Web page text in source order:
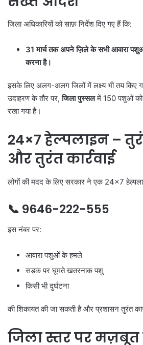
जिला अधिकारियों को साफ़ निर्देश दिए गए हैं कि:
31मार्च तक अपने ज़िले के सभी आवारा
करना है।
इसके लिए अलग-अलग जिलों में लक्ष्य भी तय किए
उदाहरण के तौर पर,जिला पुस्सलमें 150 पशुओं को
रखा गया है।
24×7हेल्पलाइन –
और तुरंत कार्रवाई
लोगों की मदद के लिए सरकार ने एक 24×7
📞 9646-222-555
इस नंबर पर:
आवारा पशुओं के हमले
सड़क पर घूमते खतरनाक पशु
किसी भी दुर्घटना
की शिकायत की जा सकती है और प्रशासन तुरंत
जिला स्तर पर मज़बूत